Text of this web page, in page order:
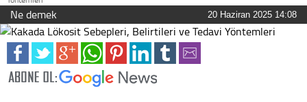
Ne demek 20 Haziran 2025 14:08